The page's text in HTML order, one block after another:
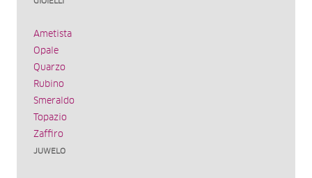
Ametista
Opale
Quarzo
Rubino
Smeraldo
Topazio
Zaffiro
JUWELO